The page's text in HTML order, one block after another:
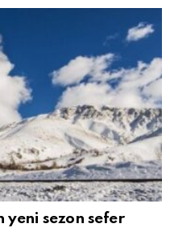
yeni sezon sefer